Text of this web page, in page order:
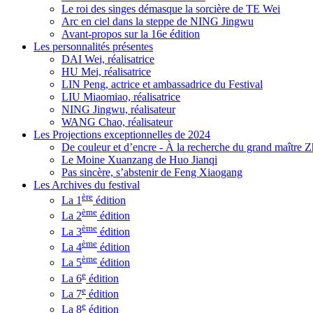
Le roi des singes démasque la sorcière de TE Wei
Arc en ciel dans la steppe de NING Jingwu
Avant-propos sur la 16e édition
Les personnalités présentes
DAI Wei, réalisatrice
HU Mei, réalisatrice
LIN Peng, actrice et ambassadrice du Festival
LIU Miaomiao, réalisatrice
NING Jingwu, réalisateur
WANG Chao, réalisateur
Les Projections exceptionnelles de 2024
De couleur et d’encre - À la recherche du grand maître
Le Moine Xuanzang de Huo Jianqi
Pas sincère, s’abstenir de Feng Xiaogang
Les Archives du festival
La 1 ère édition
La 2ème édition
La 3ème édition
La 4ème édition
La 5ème édition
La 6e édition
La 7e édition
La 8e édition